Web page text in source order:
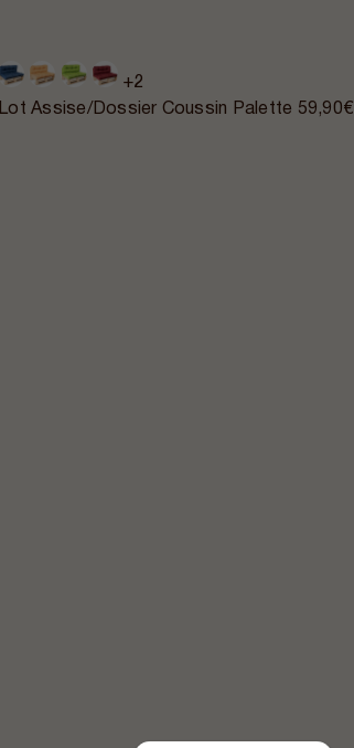
+2
Lot Assise/Dossier Coussin Palette 59,90€